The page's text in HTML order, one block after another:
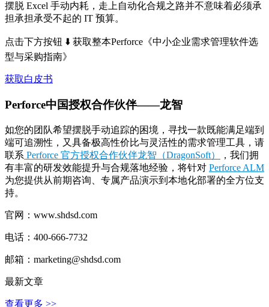
摆脱 Excel 手动内耗，走上自动化合规之路并不意味着必须承
担承担承受不起的 IT 预算。
点击下方按钮 ⬇️ 获取整本Perforce《中小企业需求管理软件选
型与采购指南》
获取白皮书
Perforce中国授权合作伙伴——龙智
如您的团队希望摆脱手动追踪的困境，寻找一款既能满足端到
端可追溯性，又具备极高性价比与灵活性的需求管理工具，请
联系 Perforce 官方授权合作伙伴龙智（DragonSoft）
，我们拥
有丰富的研发效能提升与合规落地经验，将针对 Perforce ALM
为您提供从前期咨询、专属产品演示到本地化部署的全方位支
持。
官网：www.shdsd.com
电话：400-666-7732
邮箱：marketing@shdsd.com
最新文章
查看更多 >>